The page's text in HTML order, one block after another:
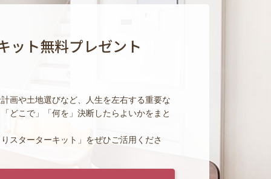
ット無料プレゼント
画や土地選びなど、人生を左右する重要な
どこで」「何を」決断したらよいかをまと
スターターキット」をぜひご活用くださ